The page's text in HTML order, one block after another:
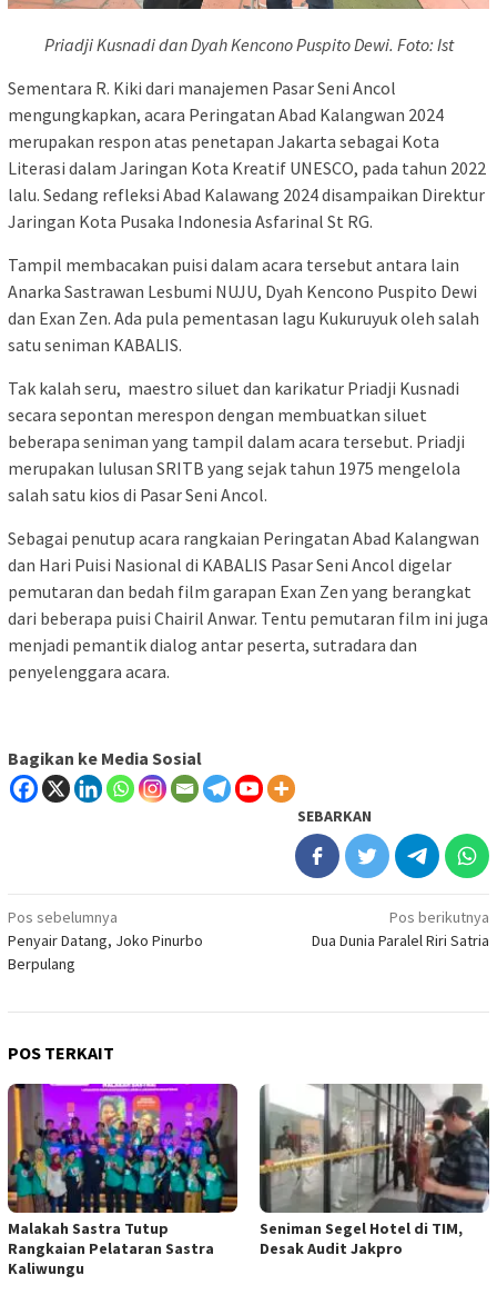
Priadji Kusnadi dan Dyah Kencono Puspito Dewi. Foto: Ist
Sementara R. Kiki dari manajemen Pasar Seni Ancol
mengungkapkan, acara Peringatan Abad Kalangwan 2024
merupakan respon atas penetapan Jakarta sebagai Kota
Literasi dalam Jaringan Kota Kreatif UNESCO, pada tahun 2022
lalu. Sedang refleksi Abad Kalawang 2024 disampaikan Direktur
Jaringan Kota Pusaka Indonesia Asfarinal St RG.
Tampil membacakan puisi dalam acara tersebut antara lain
Anarka Sastrawan Lesbumi NUJU, Dyah Kencono Puspito Dewi
dan Exan Zen. Ada pula pementasan lagu Kukuruyuk oleh salah
satu seniman KABALIS.
Tak kalah seru, maestro siluet dan karikatur Priadji Kusnadi
secara sepontan merespon dengan membuatkan siluet
beberapa seniman yang tampil dalam acara tersebut. Priadji
merupakan lulusan SRITB yang sejak tahun 1975 mengelola
salah satu kios di Pasar Seni Ancol.
Sebagai penutup acara rangkaian Peringatan Abad Kalangwan
dan Hari Puisi Nasional di KABALIS Pasar Seni Ancol digelar
pemutaran dan bedah film garapan Exan Zen yang berangkat
dari beberapa puisi Chairil Anwar. Tentu pemutaran film ini juga
menjadi pemantik dialog antar peserta, sutradara dan
penyelenggara acara.
Bagikan ke Media Sosial
SEBARKAN
Navigasi
pos
Pos sebelumnya
Penyair Datang, Joko Pinurbo
Berpulang
Pos berikutnya
Dua Dunia Paralel Riri Satria
POS TERKAIT
Malakah Sastra Tutup
Rangkaian Pelataran Sastra
Kaliwungu
Seniman Segel Hotel di TIM,
Desak Audit Jakpro